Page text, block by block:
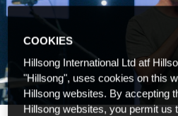
COOKIES
Hillsong International Ltd atf
"Hillsong", uses cookies on this
Hillsong websites. By accepting
Hillsong websites, you permit us